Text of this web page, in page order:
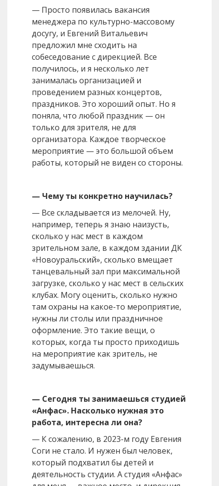
— Просто появилась вакансия
менеджера по культурно-массовому
досугу, и Евгений Витальевич
предложил мне сходить на
собеседование с дирекцией. Все
получилось, и я несколько лет
занималась организацией и
проведением разных концертов,
праздников. Это хороший опыт. Но я
поняла, что любой праздник — он
только для зрителя, не для
организатора. Каждое творческое
мероприятие — это большой объем
работы, который не виден со стороны.
— Чему ты конкретно научилась?
— Все складывается из мелочей. Ну,
например, теперь я знаю наизусть,
сколько у нас мест в каждом
зрительном зале, в каждом здании ДК
«Новоуральский», сколько вмещает
танцевальный зал при максимальной
загрузке, сколько у нас мест в сельских
клубах. Могу оценить, сколько нужно
там охраны на какое-то мероприятие,
нужны ли столы или праздничное
оформление. Это такие вещи, о
которых, когда ты просто приходишь
на мероприятие как зритель, не
задумываешься.
— Сегодня ты занимаешься студией
«Анфас». Насколько нужная это
работа, интересна ли она?
— К сожалению, в 2023-м году Евгения
Соги не стало. И нужен был человек,
который подхватил бы детей и
деятельность студии. А студия «Анфас»